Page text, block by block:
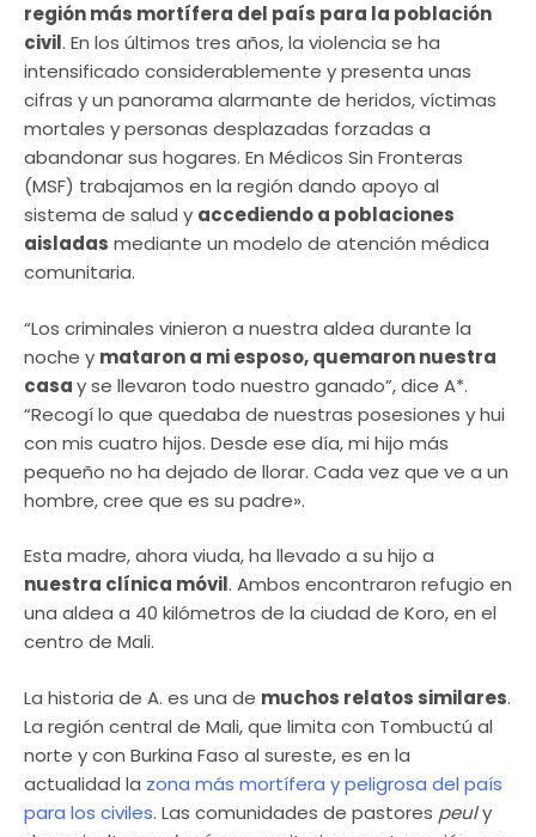
región más mortífera del país para la población
civil. En los últimos tres años, la violencia se ha
intensificado considerablemente y presenta unas
cifras y un panorama alarmante de heridos, víctimas
mortales y personas desplazadas forzadas a
abandonar sus hogares. En Médicos Sin Fronteras
(MSF) trabajamos en la región dando apoyo al
sistema de salud y accediendo a poblaciones
aisladas mediante un modelo de atención médica
comunitaria.
“Los criminales vinieron a nuestra aldea durante la
noche y mataron a mi esposo, quemaron nuestra
casay se llevaron todo nuestro ganado”, dice A*.
“Recogí lo que quedaba de nuestras posesiones y hui
con mis cuatro hijos. Desde ese día, mi hijo más
pequeño no ha dejado de llorar. Cada vez que ve a un
hombre, cree que es su padre».
Esta madre, ahora viuda, ha llevado a su hijo a
nuestra clínica móvil. Ambos encontraron refugio en
una aldea a 40 kilómetros de la ciudad de Koro, en el
centro de Mali.
La historia de A. es una de muchos relatos similares.
La región central de Mali, que limita con Tombuctú​ al
norte y con Burkina Faso al sureste, es en la
actualidad la zona más mortífera y peligrosa del país
para los civiles. Las comunidades de pastores peuly